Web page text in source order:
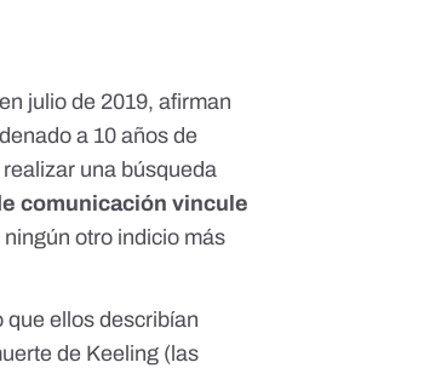
julio de 2019, afirman
a 10 años de
una búsqueda
comunicación vincule
ningún otro indicio más
que ellos describían
de Keeling (las